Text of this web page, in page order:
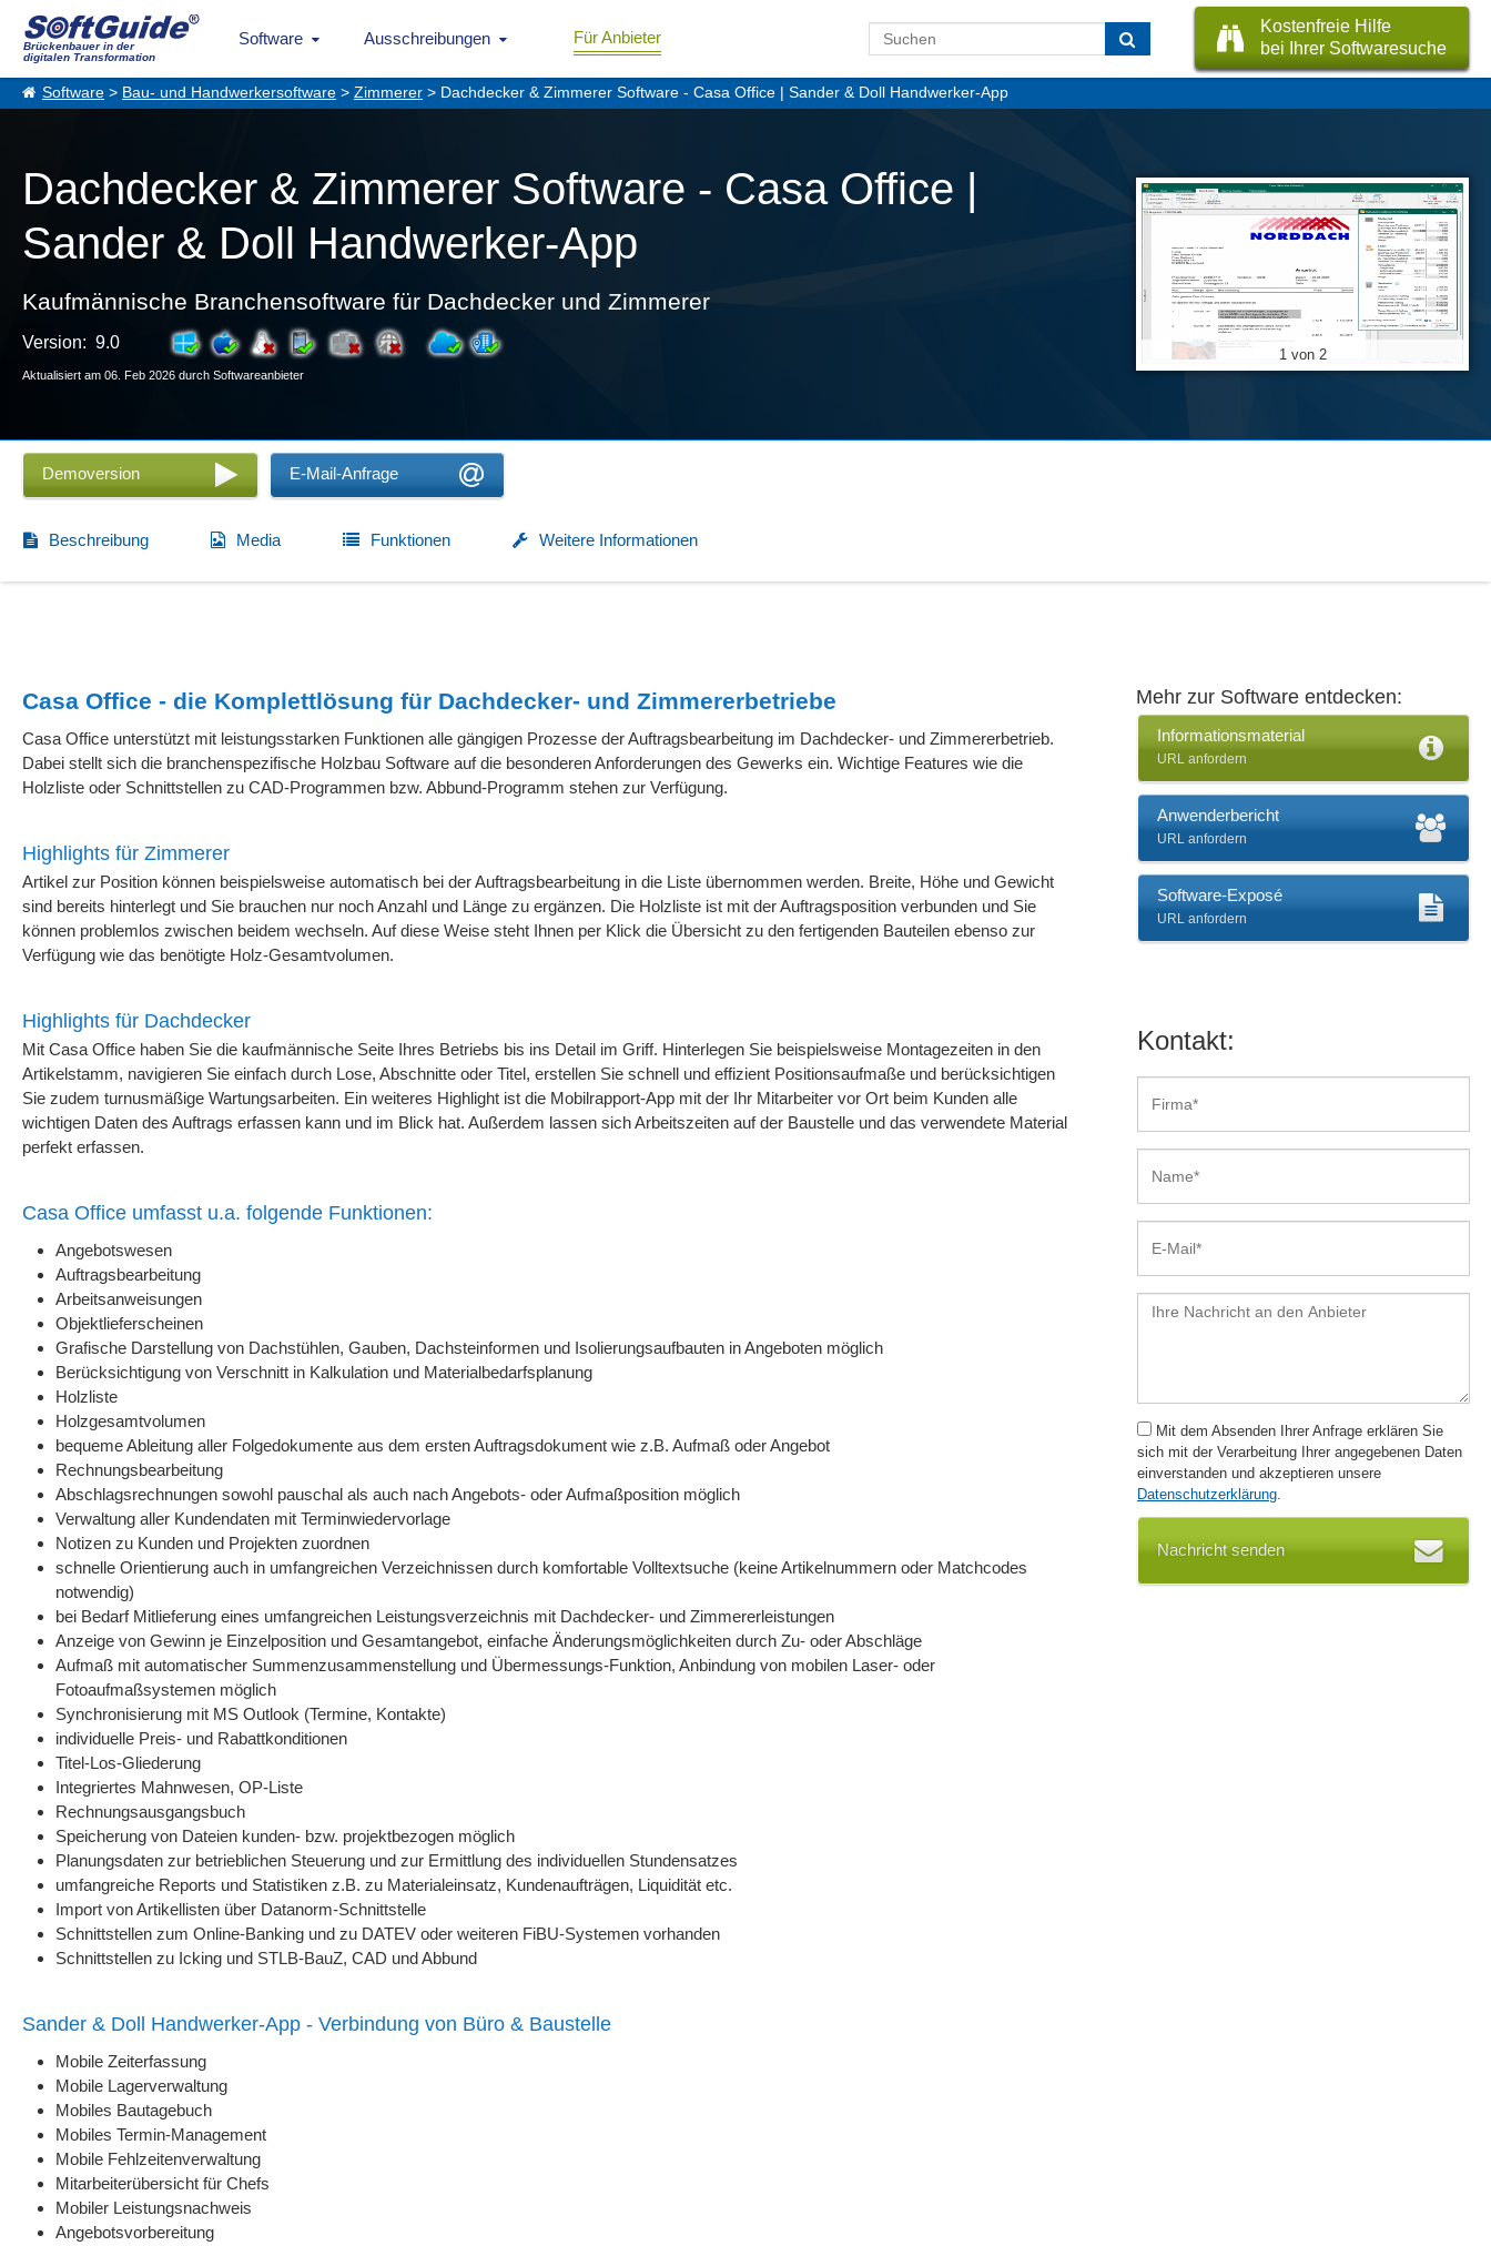
Brückenbauer in der
digitalen Transformation
Software Ausschreibungen Für Anbieter
Kostenfreie Hilfe
bei Ihrer Softwaresuche
Software > Bau- und Handwerkersoftware > Zimmerer > Dachdecker & Zimmerer Software - Casa Office | Sander & Doll Handwerker-App
1 von 2
Dachdecker & Zimmerer Software - Casa Office |
Sander & Doll Handwerker-App
Kaufmännische Branchensoftware für Dachdecker und Zimmerer
Version: 9.0
Aktualisiert am 06. Feb 2026 durch Softwareanbieter
Demoversion E-Mail-Anfrage
Beschreibung Media Funktionen Weitere Informationen
Casa Office - die Komplettlösung für Dachdecker- und Zimmererbetriebe
Casa Office unterstützt mit leistungsstarken Funktionen alle gängigen Prozesse der Auftragsbearbeitung im Dachdecker- und Zimmererbetrieb.
Dabei stellt sich die branchenspezifische Holzbau Software auf die besonderen Anforderungen des Gewerks ein. Wichtige Features wie die
Holzliste oder Schnittstellen zu CAD-Programmen bzw. Abbund-Programm stehen zur Verfügung.
Highlights für Zimmerer
Artikel zur Position können beispielsweise automatisch bei der Auftragsbearbeitung in die Liste übernommen werden. Breite, Höhe und Gewicht
sind bereits hinterlegt und Sie brauchen nur noch Anzahl und Länge zu ergänzen. Die Holzliste ist mit der Auftragsposition verbunden und Sie
können problemlos zwischen beidem wechseln. Auf diese Weise steht Ihnen per Klick die Übersicht zu den fertigenden Bauteilen ebenso zur
Verfügung wie das benötigte Holz-Gesamtvolumen.
Highlights für Dachdecker
Mit Casa Office haben Sie die kaufmännische Seite Ihres Betriebs bis ins Detail im Griff. Hinterlegen Sie beispielsweise Montagezeiten in den
Artikelstamm, navigieren Sie einfach durch Lose, Abschnitte oder Titel, erstellen Sie schnell und effizient Positionsaufmaße und berücksichtigen
Sie zudem turnusmäßige Wartungsarbeiten. Ein weiteres Highlight ist die Mobilrapport-App mit der Ihr Mitarbeiter vor Ort beim Kunden alle
wichtigen Daten des Auftrags erfassen kann und im Blick hat. Außerdem lassen sich Arbeitszeiten auf der Baustelle und das verwendete Material
perfekt erfassen.
Casa Office umfasst u.a. folgende Funktionen:
Angebotswesen
Auftragsbearbeitung
Arbeitsanweisungen
Objektlieferscheinen
Grafische Darstellung von Dachstühlen, Gauben, Dachsteinformen und Isolierungsaufbauten in Angeboten möglich
Berücksichtigung von Verschnitt in Kalkulation und Materialbedarfsplanung
Holzliste
Holzgesamtvolumen
bequeme Ableitung aller Folgedokumente aus dem ersten Auftragsdokument wie z.B. Aufmaß oder Angebot
Rechnungsbearbeitung
Abschlagsrechnungen sowohl pauschal als auch nach Angebots- oder Aufmaßposition möglich
Verwaltung aller Kundendaten mit Terminwiedervorlage
Notizen zu Kunden und Projekten zuordnen
schnelle Orientierung auch in umfangreichen Verzeichnissen durch komfortable Volltextsuche (keine Artikelnummern oder Matchcodes
notwendig)
bei Bedarf Mitlieferung eines umfangreichen Leistungsverzeichnis mit Dachdecker- und Zimmererleistungen
Anzeige von Gewinn je Einzelposition und Gesamtangebot, einfache Änderungsmöglichkeiten durch Zu- oder Abschläge
Aufmaß mit automatischer Summenzusammenstellung und Übermessungs-Funktion, Anbindung von mobilen Laser- oder
Fotoaufmaßsystemen möglich
Synchronisierung mit MS Outlook (Termine, Kontakte)
individuelle Preis- und Rabattkonditionen
Titel-Los-Gliederung
Integriertes Mahnwesen, OP-Liste
Rechnungsausgangsbuch
Speicherung von Dateien kunden- bzw. projektbezogen möglich
Planungsdaten zur betrieblichen Steuerung und zur Ermittlung des individuellen Stundensatzes
umfangreiche Reports und Statistiken z.B. zu Materialeinsatz, Kundenaufträgen, Liquidität etc.
Import von Artikellisten über Datanorm-Schnittstelle
Schnittstellen zum Online-Banking und zu DATEV oder weiteren FiBU-Systemen vorhanden
Schnittstellen zu Icking und STLB-BauZ, CAD und Abbund
Sander & Doll Handwerker-App - Verbindung von Büro & Baustelle
Mobile Zeiterfassung
Mobile Lagerverwaltung
Mobiles Bautagebuch
Mobiles Termin-Management
Mobile Fehlzeitenverwaltung
Mitarbeiterübersicht für Chefs
Mobiler Leistungsnachweis
Angebots­vorbereitung
Mehr zur Software entdecken:
Informationsmaterial
URL anfordern
Anwenderbericht
URL anfordern
Software-Exposé
URL anfordern
Kontakt:
Mit dem Absenden Ihrer Anfrage erklären Sie
sich mit der Verarbeitung Ihrer angegebenen Daten
einverstanden und akzeptieren unsere
Datenschutzerklärung.
Nachricht senden